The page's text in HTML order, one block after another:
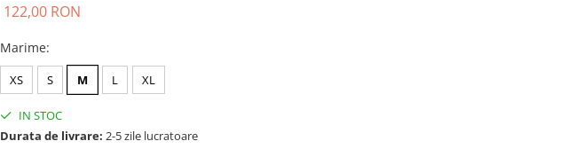
122,00 RON
Marime:
XS S M L XL
IN STOC
Durata de livrare: 2-5 zile lucratoare